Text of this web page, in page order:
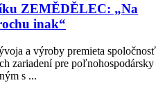
ZEMĚDĚLEC: „Na
inak“
a výroby premieta spoločnosť
zariadení pre poľnohospodársky
s ...